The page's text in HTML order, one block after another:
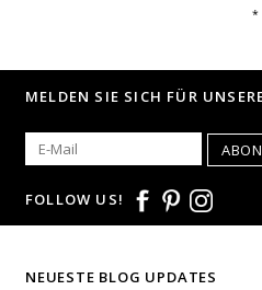
Bilddarstellung: beispielhafte
© Fotografie: Andreas Saxton
*
MELDEN SIE SICH FÜR
FOLLOW US!
NEUESTE BLOG UPDATES